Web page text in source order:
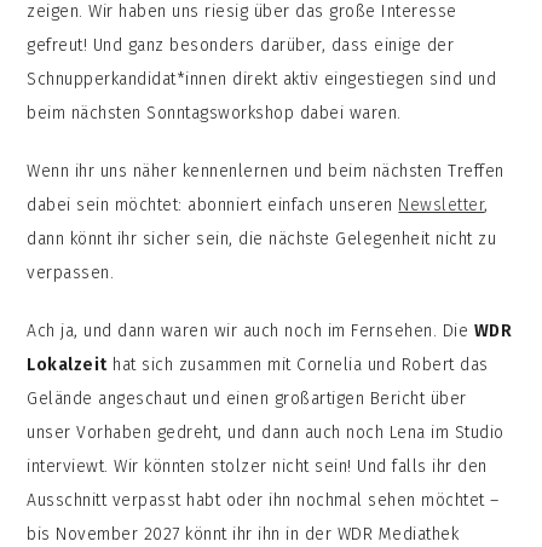
zeigen. Wir haben uns riesig über das große Interesse
gefreut! Und ganz besonders darüber, dass einige der
Schnupperkandidat*innen direkt aktiv eingestiegen sind und
beim nächsten Sonntagsworkshop dabei waren.
Wenn ihr uns näher kennenlernen und beim nächsten Treffen
dabei sein möchtet: abonniert einfach unseren Newsletter,
dann könnt ihr sicher sein, die nächste Gelegenheit nicht zu
verpassen.
Ach ja, und dann waren wir auch noch im Fernsehen. Die WDR
Lokalzeithat sich zusammen mit Cornelia und Robert das
Gelände angeschaut und einen großartigen Bericht über
unser Vorhaben gedreht, und dann auch noch Lena im Studio
interviewt. Wir könnten stolzer nicht sein! Und falls ihr den
Ausschnitt verpasst habt oder ihn nochmal sehen möchtet –
bis November 2027 könnt ihr ihn in der WDR Mediathek